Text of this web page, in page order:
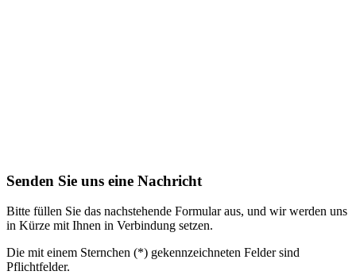
Senden Sie uns eine Nachricht
Bitte füllen Sie das nachstehende Formular aus, und wir werden uns
in Kürze mit Ihnen in Verbindung setzen.
Die mit einem Sternchen (*) gekennzeichneten Felder sind
Pflichtfelder.